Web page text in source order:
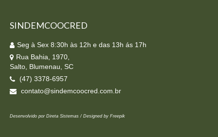
SINDEMCOOCRED
Seg à Sex 8:30h às 12h e das 13h ás 17h
Rua Bahia, 1970,
Salto, Blumenau, SC
(47) 3378-6957
contato@sindemcoocred.com.br
Desenvolvido por Direta Sistemas / Designed by Freepik